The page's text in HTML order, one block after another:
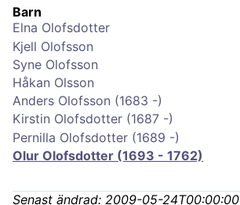
Barn
Elna Olofsdotter
Kjell Olofsson
Syne Olofsson
Håkan Olsson
Anders Olofsson (1683 -)
Kirstin Olofsdotter (1687 -)
Pernilla Olofsdotter (1689 -)
Olur Olofsdotter (1693 - 1762)
Senast ändrad: 2009-05-24T00:00:00